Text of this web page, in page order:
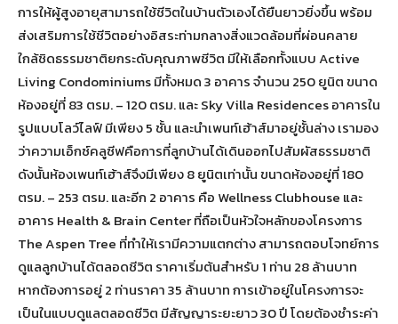
การให้ผู้สูงอายุสามารถใช้ชีวิตในบ้านตัวเองได้ยืนยาวยิ่งขึ้น พร้อม
ส่งเสริมการใช้ชีวิตอย่างอิสระท่ามกลางสิ่งแวดล้อมที่ผ่อนคลาย
ใกล้ชิดธรรมชาติยกระดับคุณภาพชีวิต มีให้เลือกทั้งแบบ Active
Living Condominiums มีทั้งหมด 3 อาคาร จำนวน 250 ยูนิต ขนาด
ห้องอยู่ที่ 83 ตรม. – 120 ตรม. และ Sky Villa Residences อาคารใน
รูปแบบโลว์ไลฟ์ มีเพียง 5 ชั้น และนำเพนท์เฮ้าส์มาอยู่ชั้นล่าง เรามอง
ว่าความเอ็กซ์คลูซีฟคือการที่ลูกบ้านได้เดินออกไปสัมผัสธรรมชาติ
ดังนั้นห้องเพนท์เฮ้าส์จึงมีเพียง 8 ยูนิตเท่านั้น ขนาดห้องอยู่ที่ 180
ตรม. – 253 ตรม. และอีก 2 อาคาร คือ Wellness Clubhouse และ
อาคาร Health & Brain Center ที่ถือเป็นหัวใจหลักของโครงการ
The Aspen Tree ที่ทำให้เรามีความแตกต่าง สามารถตอบโจทย์การ
ดูแลลูกบ้านได้ตลอดชีวิต ราคาเริ่มต้นสำหรับ 1 ท่าน 28 ล้านบาท
หากต้องการอยู่ 2 ท่านราคา 35 ล้านบาท การเข้าอยู่ในโครงการจะ
เป็นในแบบดูแลตลอดชีวิต มีสัญญาระยะยาว 30 ปี โดยต้องชำระค่า